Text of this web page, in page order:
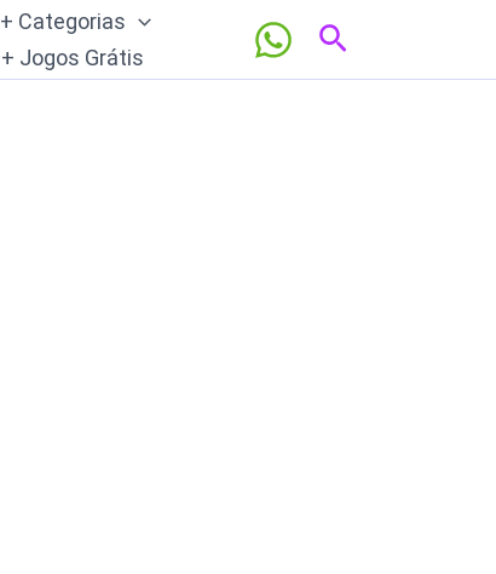
+ Categorias
+ Jogos Grátis
Pesquisar